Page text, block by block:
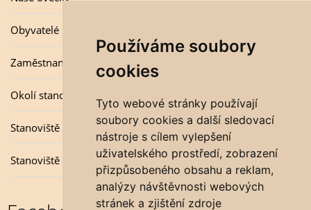
Používáme soubory
cookies
Tyto webové stránky používají
soubory cookies a další sledovací
nástroje s cílem vylepšení
uživatelského prostředí, zobrazení
přizpůsobeného obsahu a reklam,
analýzy návštěvnosti webových
stránek a zjištění zdroje
Obyvatelé úlu
Zaměstnanci
Okolí stanovišť
Stanoviště v zimě
Stanoviště v létě